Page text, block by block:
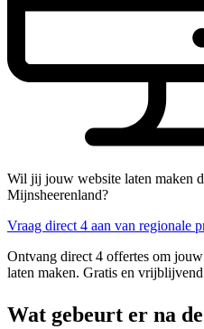
Wil jij jouw website laten maken
Mijnsheerenland?
Vraag direct 4 aan van regionale
Ontvang direct 4 offertes om
laten maken. Gratis en
Wat gebeurt er na